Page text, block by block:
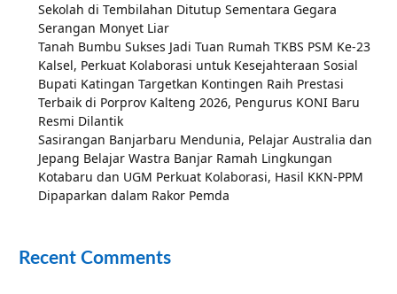
Sekolah di Tembilahan Ditutup Sementara Gegara
Serangan Monyet Liar
Tanah Bumbu Sukses Jadi Tuan Rumah TKBS PSM Ke-23
Kalsel, Perkuat Kolaborasi untuk Kesejahteraan Sosial
Bupati Katingan Targetkan Kontingen Raih Prestasi
Terbaik di Porprov Kalteng 2026, Pengurus KONI Baru
Resmi Dilantik
Sasirangan Banjarbaru Mendunia, Pelajar Australia dan
Jepang Belajar Wastra Banjar Ramah Lingkungan
Kotabaru dan UGM Perkuat Kolaborasi, Hasil KKN-PPM
Dipaparkan dalam Rakor Pemda
Recent Comments